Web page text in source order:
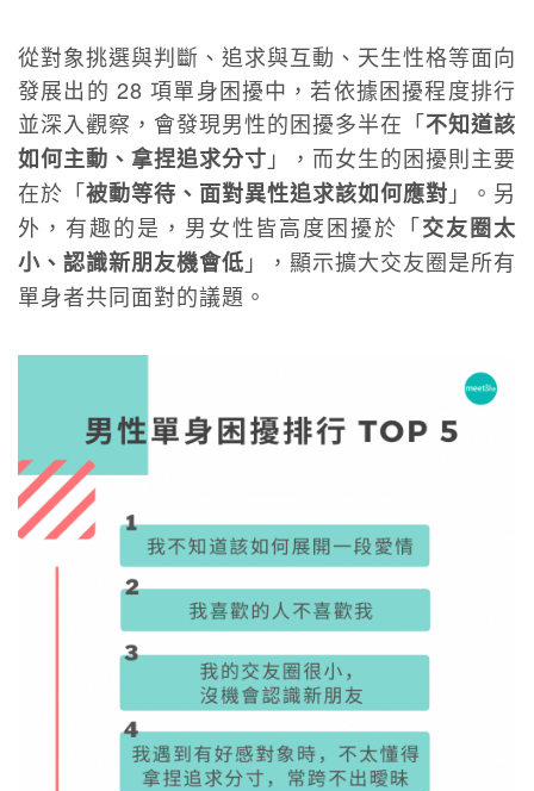
從對象挑選與判斷、追求與互動、天生性格等面向
發展出的 28 項單身困擾中，若依據困擾程度排行
並深入觀察，會發現男性的困擾多半在「不知道該
如何主動、拿捏追求分寸 」，而女生的困擾則主要
在於「被動等待、面對異性追求該如何應對 」。另
外，有趣的是，男女性皆高度困擾於「交友圈太
小、認識新朋友機會低 」，顯示擴大交友圈是所有
單身者共同面對的議題。